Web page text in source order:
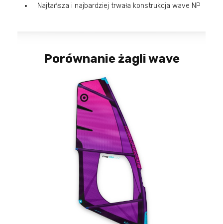
Najtańsza i najbardziej trwała konstrukcja wave NP
Porównanie żagli wave